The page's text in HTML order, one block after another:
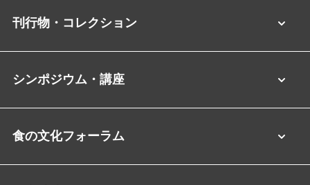
刊行物・コレクション
シンポジウム・講座
食の文化フォーラム